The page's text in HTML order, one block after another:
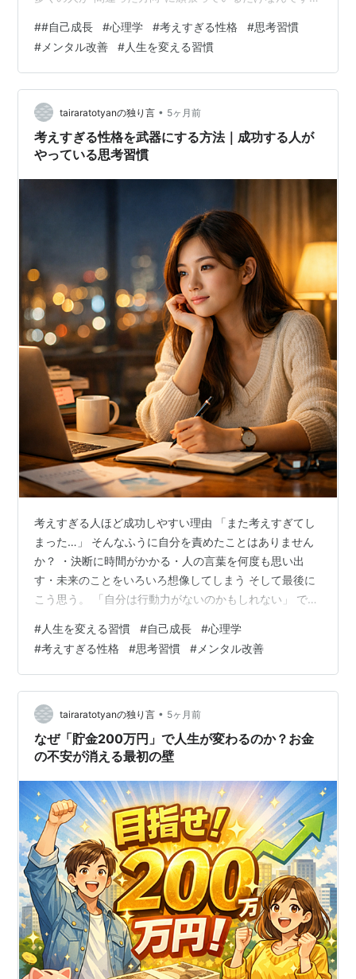
ます。 でもその前に、少しだけ考えてみてください。 あ
なたは最近、こんなことをしていませんか？ ・何度も
SNSの通知を確認する・ブログのアクセスを1日に何回も
チェックする・LINEの返信を気にしてスマホを見てしま
う・「これで本当に大丈夫かな」と考え続ける もし一つ
でも当てはまったなら—— …
##自己成長 #心理学 #考えすぎる性格 #思考習慣
# メンタル改善 #人生を変える習慣
tairaratotyanの独り言 • 5ヶ月前
考えすぎる性格を武器にする方法｜成功する人が
やっている思考習慣
考えすぎる人ほど成功しやすい理由 「また考えすぎてし
まった…」 そんなふうに自分を責めたことはありません
か？ ・決断に時間がかかる・人の言葉を何度も思い出
す・未来のことをいろいろ想像してしまう そして最後に
こう思う。 「自分は行動力がないのかもしれない」 で
実は心理学の研究では、よく考える人ほど成功する可能
性が高いと言われています。 少し意外ですよね。 では、
なぜ「考えすぎる人」が結果を出しやすいのでしょう
か。 理由① 未来を想像する力が強い 考えすぎる人は、
・もし失敗したら？・この先どうなる？・別の方法はな
い？ こうした「未来のシミュレ…
#人生を変える習慣 #自己成長 #心理学
#考えすぎる性格 #思考習慣 # メンタル改善
tairaratotyanの独り言 • 5ヶ月前
なぜ「貯金200万円」で人生が変わるのか？お金
の不安が消える最初の壁